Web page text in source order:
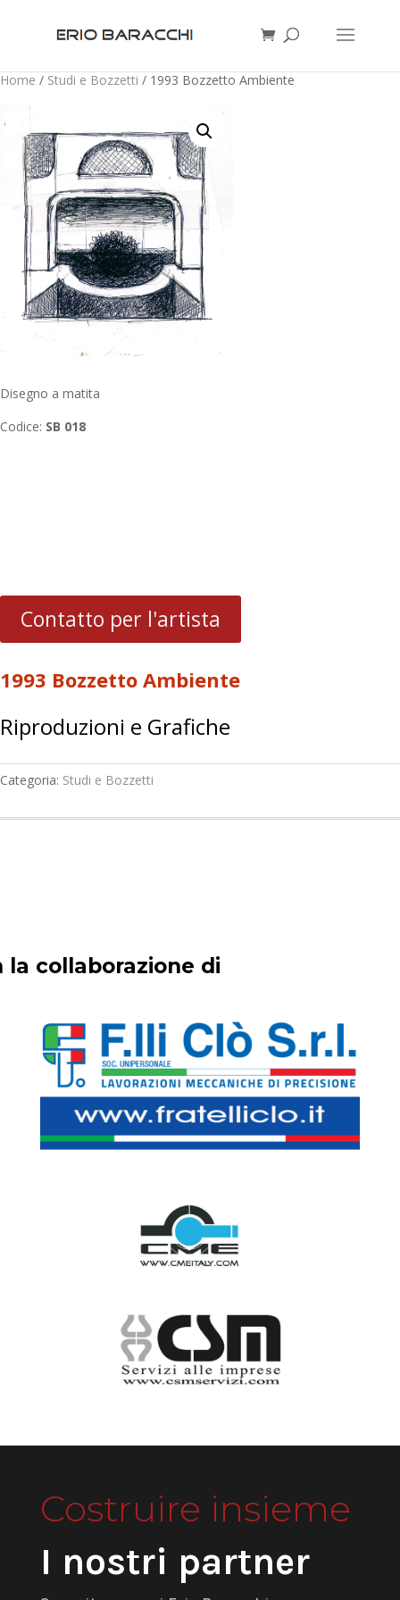
Home / Studi e Bozzetti / 1993 Bozzetto Ambiente
Disegno a matita
Codice: SB 018
Contatto per l'artista
1993 Bozzetto Ambiente
Riproduzioni e Grafiche
Categoria: Studi e Bozzetti
la collaborazione di
Costruire insieme
I nostri partner